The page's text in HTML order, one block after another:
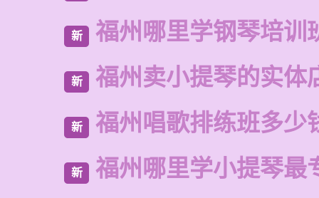
新 福州哪里学钢琴培训
新 福州卖小提琴的实体
新 福州唱歌排练班多少
新 福州哪里学小提琴最